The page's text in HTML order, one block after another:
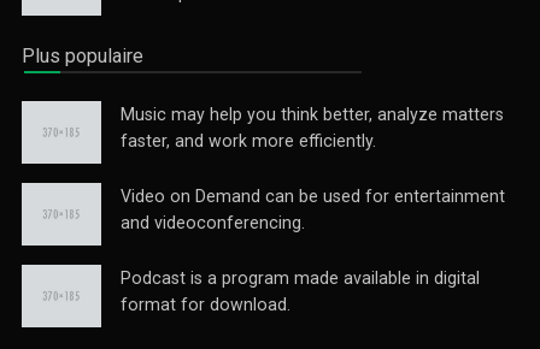
Plus populaire
Music may help you think better, analyze matters
faster, and work more efficiently.
Video on Demand can be used for entertainment
and videoconferencing.
Podcast is a program made available in digital
format for download.